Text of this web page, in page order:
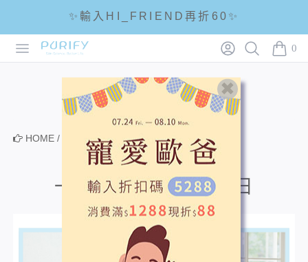
Open menu
PURIFY LoginSearch 0
items
✨輸入HI_FRIEND再折60✨
☘輸入折扣碼 5288滿1288現折88☘
🌟全館滿1200免運🌟
HOME / 美肌相談室
一起推遲｜地球超載日